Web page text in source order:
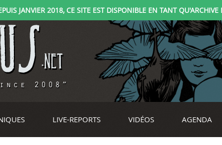
JANVIER 2018, CE SITE EST DISPONIBLE EN TANT
LIVE-REPORTS VIDÉOS AGENDA